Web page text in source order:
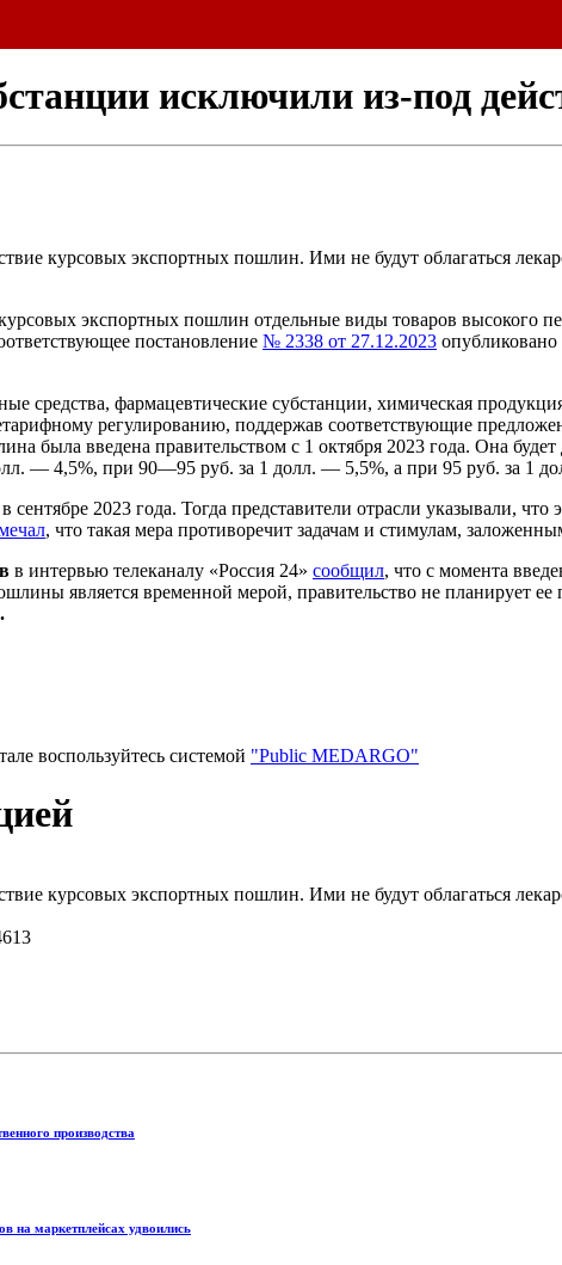
исключили из-под
курсовых экспортных пошлин. Ими не будут облагаться
экспортных пошлин отдельные виды товаров высокого
постановление № 2338 от 27.12.2023
средства, фармацевтические субстанции, химическая
регулированию, поддержав соответствующие
была введена правительством с 1 октября 2023 года. Она
— 4,5%, при 90—95 руб. за 1 долл. — 5,5%, а при 95 руб. за 1
в сентябре 2023 года. Тогда представители отрасли указывали,
, что такая мера противоречит задачам и стимулам,
в интервью телеканалу «Россия 24» сообщил, что с момента
является временной мерой, правительство не планирует ее
воспользуйтесь системой "Public MEDARGO"
курсовых экспортных пошлин. Ими не будут облагаться
производства
на маркетплейсах удвоились